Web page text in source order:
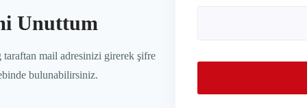
Unuttum
taraftan mail adresinizi girerek şifre
bulunabilirsiniz.